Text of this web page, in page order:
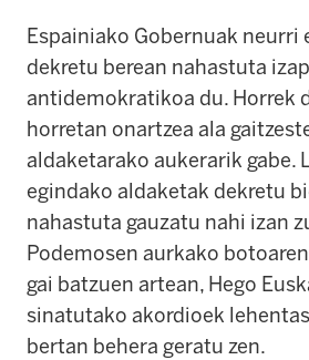
Espainiako Gobernuak neurri
dekretu berean nahastuta
antidemokratikoa du. Horrek
horretan onartzea ala
aldaketarako aukerarik gabe.
egindako aldaketak dekretu
nahastuta gauzatu nahi izan
Podemosen aurkako
gai batzuen artean, Hego
sinatutako akordioek
bertan behera geratu zen.